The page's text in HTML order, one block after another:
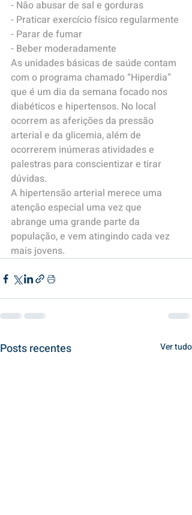
- Não abusar de sal e gorduras
- Praticar exercício físico regularmente
- Parar de fumar
- Beber moderadamente
As unidades básicas de saúde contam
com o programa chamado “Hiperdia”
que é um dia da semana focado nos
diabéticos e hipertensos. No local
ocorrem as aferições da pressão
arterial e da glicemia, além de
ocorrerem inúmeras atividades e
palestras para conscientizar e tirar
dúvidas.
A hipertensão arterial merece uma
atenção especial uma vez que
abrange uma grande parte da
população, e vem atingindo cada vez
mais jovens.
Posts recentes Ver tudo